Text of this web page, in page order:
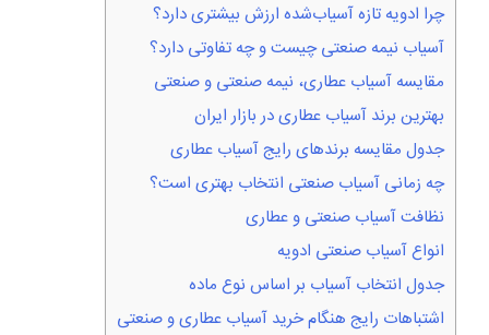
چرا ادویه تازه آسیاب‌شده ارزش بیشتری دارد؟
آسیاب نیمه صنعتی چیست و چه تفاوتی دارد؟
مقایسه آسیاب عطاری، نیمه صنعتی و صنعتی
بهترین برند آسیاب عطاری در بازار ایران
جدول مقایسه برندهای رایج آسیاب عطاری
چه زمانی آسیاب صنعتی انتخاب بهتری است؟
نظافت آسیاب صنعتی و عطاری
انواع آسیاب صنعتی ادویه
جدول انتخاب آسیاب بر اساس نوع ماده
اشتباهات رایج هنگام خرید آسیاب عطاری و صنعتی